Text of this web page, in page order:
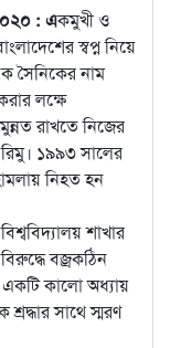
: একমুখী ও
স্বপ্ন নিয়ে
সৈনিকের নাম
লক্ষে
রাখতে নিজের
১৯৯৩ সালের
নিহত হন
শাখার
বজ্রকঠিন
একটি কালো অধ্যায়
সাথে স্মরণ